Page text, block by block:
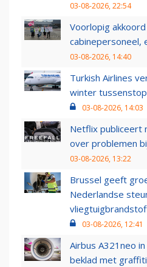
03-08-2026, 22:54
Voorlopig
cabinepersoneel,
03-08-2026, 14:40
Turkish Airlines
winter
03-08-2026, 14:03
Netflix publiceert
over problemen
03-08-2026, 13:22
Brussel geeft
Nederlandse
03-08-2026, 12:41
Airbus A321neo
beklad met graffiti